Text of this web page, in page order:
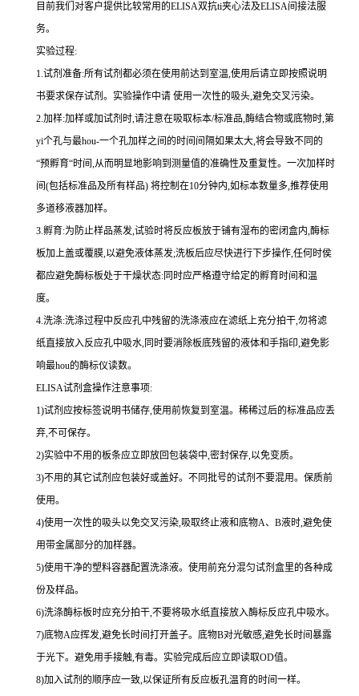
目前我们对客户提供比较常用的ELISA双抗ti夹心法及ELISA间接法服
务。
实验过程:
1.试剂准备:所有试剂都必须在使用前达到室温,使用后请立即按照说明
书要求保存试剂。实验操作中请 使用一次性的吸头,避免交叉污染。
2.加样:加样或加试剂时,请注意在吸取标本/标准品,酶结合物或底物时,第
yi个孔与最hou-一个孔加样之间的时间间隔如果太大,将会导致不同的
“预孵育“时间 ,从而明显地影响到测量值的准确性及重复性。 一次加样时
间 (包括标准品及所有样品) 将控制在10分钟内,如标本数量多,推荐使用
多道移液器加样。
3.孵育:为防止样品蒸发,试验时将反应板放于铺有湿布的密闭盒内,酶标
板加上盖或覆膜,以避免液体蒸发;洗板后应尽快进行下步操作,任何时侯
都应避免酶标板处于干燥状态: 同时应严格遵守给定的孵育时间和温
度。
4.洗涤:洗涤过程中反应孔中残留的洗涤液应在滤纸上充分拍干,勿将滤
纸直接放入反应孔中吸水,同时要消除板底残留的液体和手指印,避免影
响最hou的酶标仪读数。
ELISA试剂盒操作注意事项:
1)试剂应按标签说明书储存,使用前恢复到室温。稀稀过后的标准品应丢
弃,不可保存。
2)实验中不用的板条应立即放回包装袋中,密封保存,以免变质。
3)不用的其它试剂应包装好或盖好。不同批号的试剂不要混用。保质前
使用。
4)使用一次性的吸头以免交叉污染,吸取终止液和底物A、 B液时,避免使
用带金属部分的加样器。
5)使用干净的塑料容器配置洗涤液。使用前充分混匀试剂盒里的各种成
份及样品。
6)洗涤酶标板时应充分拍干,不要将吸水纸直接放入酶标反应孔中吸水。
7)底物A应挥发,避免长时间打开盖子。底物B对光敏感,避免长时间暴露
于光下。避免用手接触,有毒。实验完成后应立即读取OD值。
8)加入试剂的顺序应一致,以保证所有反应板孔温育的时间一样。